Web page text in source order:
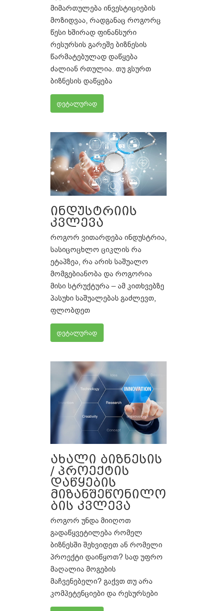
მიმართულება ინვესტიციების
მოზიდვაა, რადგანაც როგორც
წესი ხშირად ფინანსური
რესურსის გარეშე ბიზნესის
წარმატებულად დაწყება
ძალიან რთულია. თუ გსურთ
ბიზნესის დაწყება
დეტალურად
ინდუსტრიის
კვლევა
როგორ ვითარდება ინდუსტრია,
სასიცოცხლო ციკლის რა
ეტაპზეა, რა არის საშუალო
მომგებიანობა და როგორია
მისი სტრუქტურა – ამ კითხვებზე
პასუხი საშუალებას გაძლევთ,
ფლობდეთ
დეტალურად
ახალი ბიზნესის
/ პროექტის
დაწყების
მიზანშეწონილო
ბის კვლევა
როგორ უნდა მიიღოთ
გადაწყვეტილება რომელ
ბიზნესში შეხვიდეთ ან რომელი
პროექტი დაიწყოთ? სად უფრო
მაღალია მოგების
მაჩვენებელი? გაქვთ თუ არა
კომპეტენციები და რესურსები